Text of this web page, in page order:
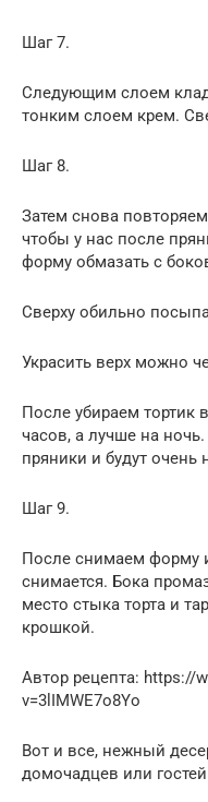
Шаг 7.
Следующим слоем
тонким слоем крем.
Шаг 8.
Затем снова
чтобы у нас после
форму обмазать с
Сверху обильно
Украсить верх можно
После убираем тортик
часов, а лучше на
пряники и будут
Шаг 9.
После снимаем форму
снимается. Бока
место стыка торта и
крошкой.
Автор рецепта: https://
v=3lIMWE7o8Yo
Вот и все, нежный
домочадцев или